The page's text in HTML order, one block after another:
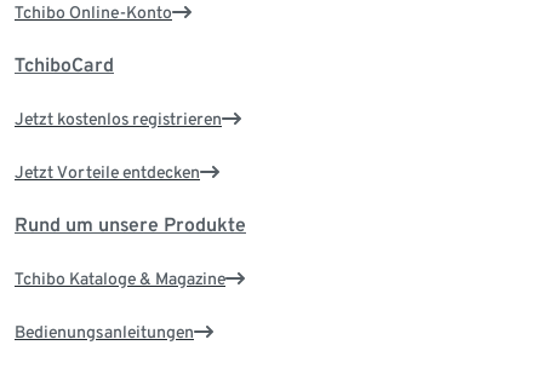
Tchibo Online-Konto
TchiboCard
Jetzt kostenlos registrieren
Jetzt Vorteile entdecken
Rund um unsere Produkte
Tchibo Kataloge & Magazine
Bedienungsanleitungen